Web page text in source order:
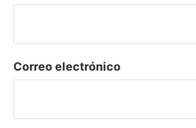
*
Correo electrónico